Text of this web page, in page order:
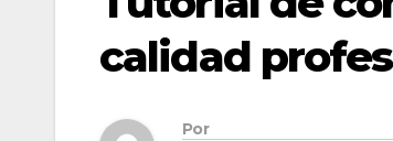
calidad
Por